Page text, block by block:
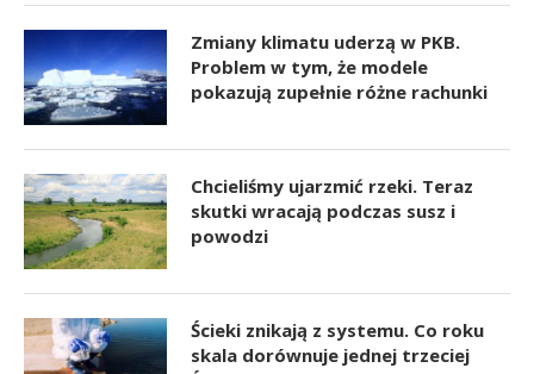
Zmiany klimatu uderzą w PKB.
Problem w tym, że modele
pokazują zupełnie różne rachunki
Chcieliśmy ujarzmić rzeki. Teraz
skutki wracają podczas susz i
powodzi
Ścieki znikają z systemu. Co roku
skala dorównuje jednej trzeciej